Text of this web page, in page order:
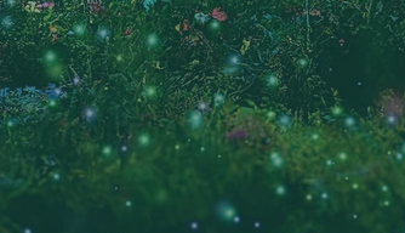
"The Heavens:
General Medicine